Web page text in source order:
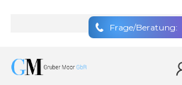
Frage/Beratung: